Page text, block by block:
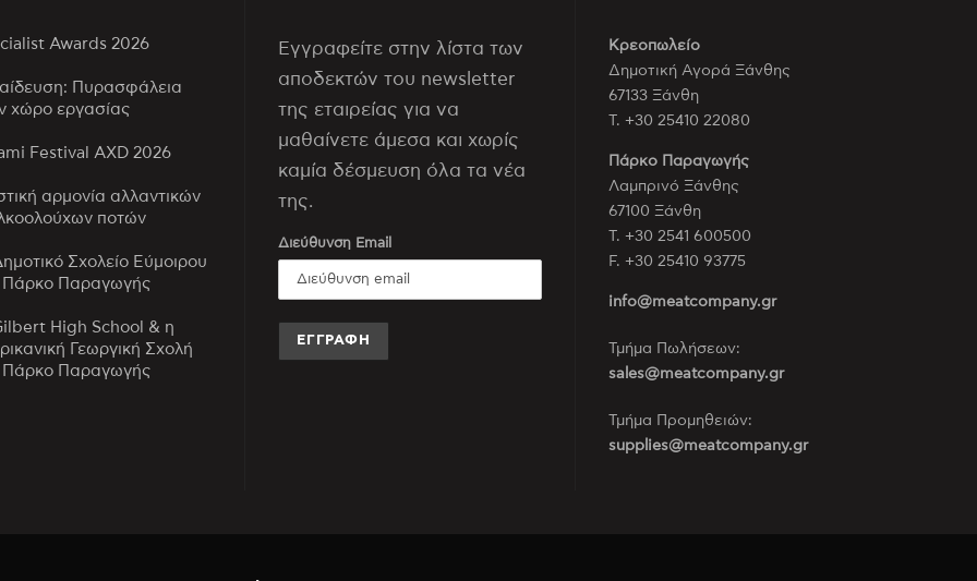
Awards 2026
Πυρασφάλεια
χώρο εργασίας
Festival AXD 2026
αρμονία αλλαντικών
ποτών
Σχολείο Εύμοιρου
Πάρκο Παραγωγής
High School & η
Γεωργική Σχολή
Πάρκο Παραγωγής
Εγγραφείτε στην λίστα των
αποδεκτών του newsletter
της εταιρείας για να
μαθαίνετε άμεσα και χωρίς
καμία δέσμευση όλα τα νέα
της.
Διεύθυνση Email
Κρεοπωλείο
Δημοτική Αγορά Ξάνθης
67133 Ξάνθη
Τ. +30 25410 22080
Πάρκο Παραγωγής
Λαμπρινό Ξάνθης
67100 Ξάνθη
Τ. +30 2541 600500
F. +30 25410 93775
info@meatcompany.gr
Τμήμα Πωλήσεων:
sales@meatcompany.gr
Τμήμα Προμηθειών:
supplies@meatcompany.gr